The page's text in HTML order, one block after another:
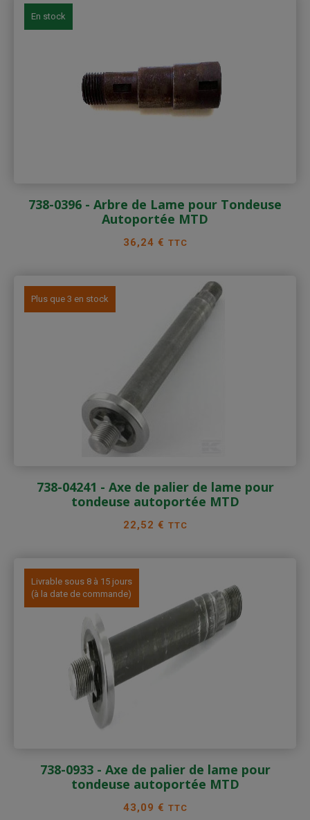
En stock
738-0396 - Arbre de Lame pour Tondeuse
Autoportée MTD
Prix
36,24 € TTC
Plus que 3 en stock
738-04241 - Axe de palier de lame pour
tondeuse autoportée MTD
Prix
22,52 € TTC
Livrable sous 8 à 15 jours
(à la date de commande)
738-0933 - Axe de palier de lame pour
tondeuse autoportée MTD
Prix
43,09 € TTC